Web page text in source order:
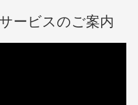
ービスのご案内